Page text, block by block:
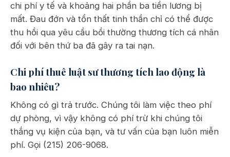
chi phí y tế và khoảng hai phần ba tiền lương bị
mất. Đau đớn và tổn thất tinh thần chỉ có thể được
thu hồi qua yêu cầu bồi thường thương tích cá nhân
đối với bên thứ ba đã gây ra tai nạn.
Chi phí thuê luật sư thương tích lao động là
bao nhiêu?
Không có gì trả trước. Chúng tôi làm việc theo phí
dự phòng, vì vậy không có phí trừ khi chúng tôi
thắng vụ kiện của bạn, và tư vấn của bạn luôn miễn
phí. Gọi (215) 206-9068.